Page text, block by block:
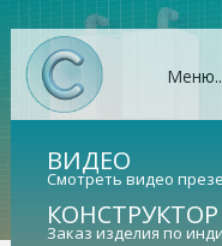
ВИДЕО
Смотреть видео
КОНСТРУКТОР
Заказ изделия по